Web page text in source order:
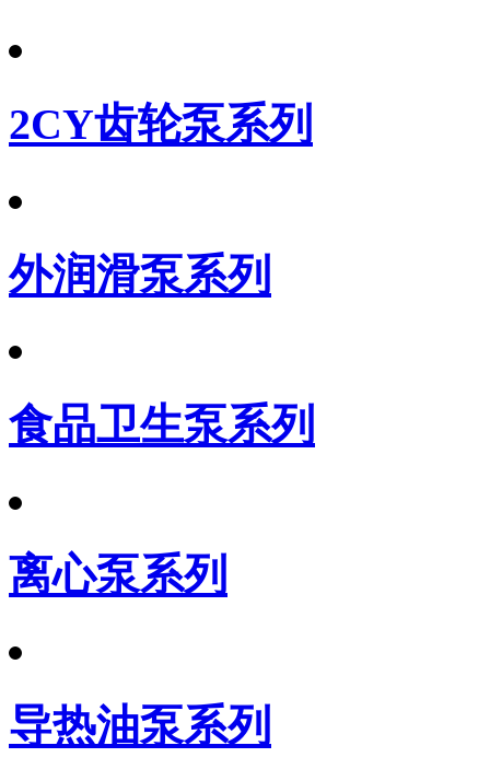
2CY齿轮泵系列
外润滑泵系列
食品卫生泵系列
离心泵系列
导热油泵系列